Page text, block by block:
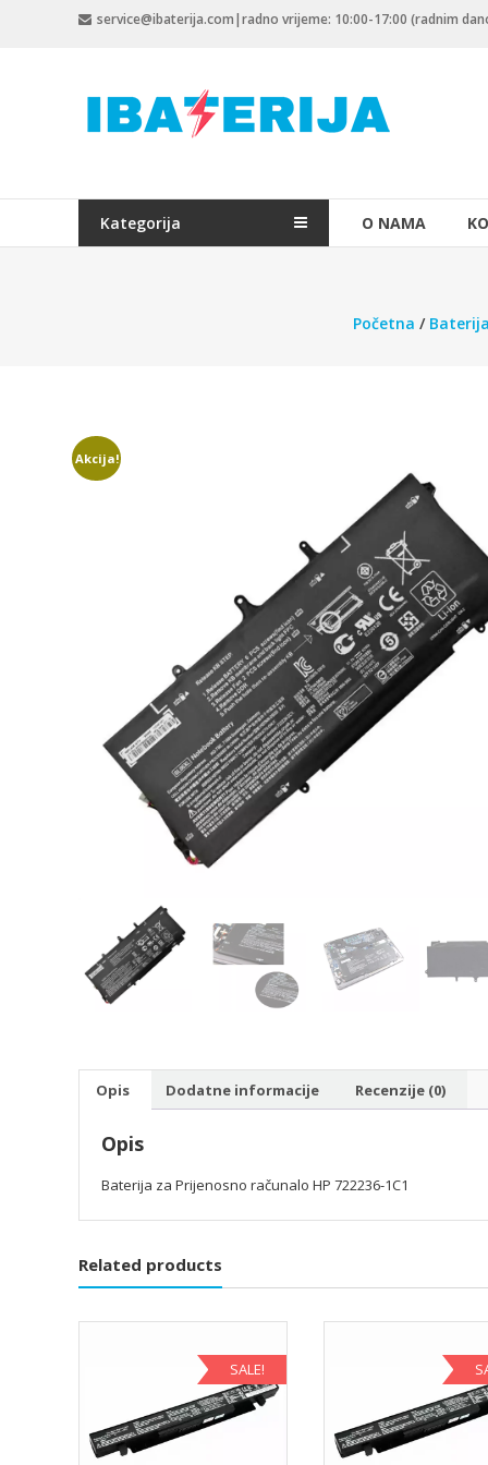
service@ibaterija.com|radno vrijeme: 10:00-17:00 (radnim
Kategorija O NAMA
Početna / Baterija
Akcija!
Opis Dodatne informacije Recenzije (0)
Opis
Baterija za Prijenosno računalo HP 722236-1C1
Related products
SALE!